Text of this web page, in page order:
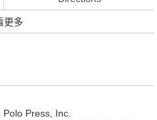
更多
Polo Press, Inc.